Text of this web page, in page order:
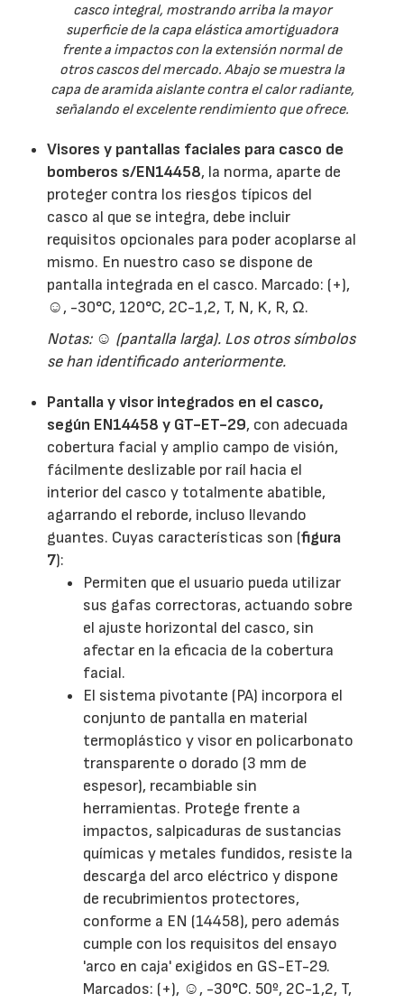
casco integral, mostrando arriba la mayor
superficie de la capa elástica amortiguadora
frente a impactos con la extensión normal de
otros cascos del mercado. Abajo se muestra la
capa de aramida aislante contra el calor radiante,
señalando el excelente rendimiento que ofrece.
Visores y pantallas faciales para casco de
bomberos s/EN14458, la norma, aparte de
proteger contra los riesgos típicos del
casco al que se integra, debe incluir
requisitos opcionales para poder acoplarse al
mismo. En nuestro caso se dispone de
pantalla integrada en el casco. Marcado: (+),
☺, -30°C, 120°C, 2C-1,2, T, N, K, R, Ω.
Notas: ☺ (pantalla larga). Los otros símbolos
se han identificado anteriormente.
Pantalla y visor integrados en el casco,
según EN14458 y GT-ET-29, con adecuada
cobertura facial y amplio campo de visión,
fácilmente deslizable por raíl hacia el
interior del casco y totalmente abatible,
agarrando el reborde, incluso llevando
guantes. Cuyas características son (figura
7):
Permiten que el usuario pueda utilizar
sus gafas correctoras, actuando sobre
el ajuste horizontal del casco, sin
afectar en la eficacia de la cobertura
facial.
El sistema pivotante (PA) incorpora el
conjunto de pantalla en material
termoplástico y visor en policarbonato
transparente o dorado (3 mm de
espesor), recambiable sin
herramientas. Protege frente a
impactos, salpicaduras de sustancias
químicas y metales fundidos, resiste la
descarga del arco eléctrico y dispone
de recubrimientos protectores,
conforme a EN (14458), pero además
cumple con los requisitos del ensayo
'arco en caja' exigidos en GS-ET-29.
Marcados: (+), ☺, -30°C. 50º, 2C-1,2, T,